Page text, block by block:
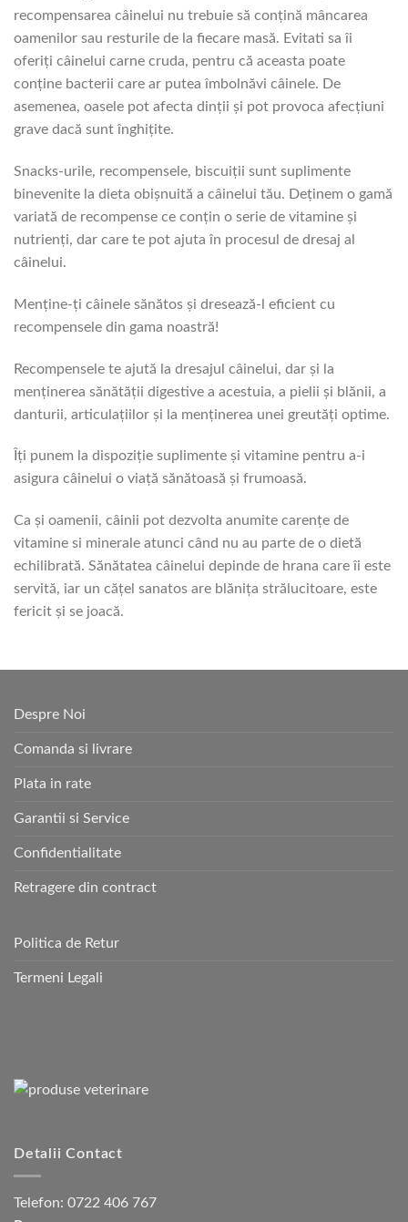
recompensarea câinelui nu trebuie să conțină mâncarea
oamenilor sau resturile de la fiecare masă. Evitati sa îi
oferiți câinelui carne cruda, pentru că aceasta poate
conține bacterii care ar putea îmbolnăvi câinele. De
asemenea, oasele pot afecta dinții și pot provoca afecțiuni
grave dacă sunt înghițite.
Snacks-urile, recompensele, biscuiții sunt suplimente
binevenite la dieta obișnuită a câinelui tău. Deținem o gamă
variată de recompense ce conțin o serie de vitamine și
nutrienți, dar care te pot ajuta în procesul de dresaj al
câinelui.
Menține-ți câinele sănătos și dresează-l eficient cu
recompensele din gama noastră!
Recompensele te ajută la dresajul câinelui, dar și la
menținerea sănătății digestive a acestuia, a pielii și blănii, a
danturii, articulațiilor și la menținerea unei greutăți optime.
Îți punem la dispoziție suplimente și vitamine pentru a-i
asigura câinelui o viață sănătoasă și frumoasă.
Ca și oamenii, câinii pot dezvolta anumite carențe de
vitamine si minerale atunci când nu au parte de o dietă
echilibrată. Sănătatea câinelui depinde de hrana care îi este
servită, iar un cățel sanatos are blănița strălucitoare, este
fericit și se joacă.
Despre Noi
Comanda si livrare
Plata in rate
Garantii si Service
Confidentialitate
Retragere din contract
Politica de Retur
Termeni Legali
Detalii Contact
Telefon: 0722 406 767